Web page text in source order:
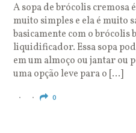
A sopa de brócolis cremosa
muito simples e ela é muito
basicamente com o brócolis
liquidificador. Essa sopa
em um almoço ou jantar ou
uma opção leve para o […]
0